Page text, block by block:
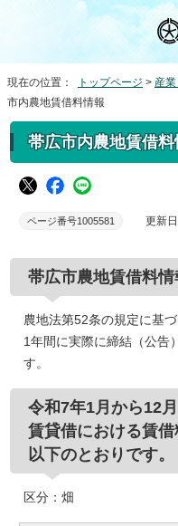
現在の位置： トップページ > 産
市内農地賃借料情報
帯広市内農地賃借
ページ番号1005581 更新日
帯広市農地賃借料情
農地法第52条の規定に基
1年間に実際に締結（公告
す。
令和7年1月から12
賃貸借における賃借
以下のとおりです。
区分：畑